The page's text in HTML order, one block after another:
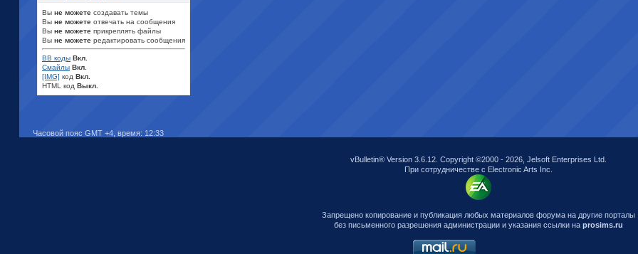
Вы не можете создавать темы
Вы не можете отвечать на сообщения
Вы не можете прикреплять файлы
Вы не можете редактировать сообщения
BB коды Вкл.
Смайлы Вкл.
[IMG] код Вкл.
HTML код Выкл.
Часовой пояс GMT +4, время: 12:33
vBulletin® Version 3.6.12. Copyright ©2000 - 2026, Jelsoft Enterprises Ltd.
При сотрудничестве с Electronic Arts Inc.
Запрещено копирование и публикация любых материалов форума на другие порталы
без письменного разрешения администрации и указания ссылки на prosims.ru